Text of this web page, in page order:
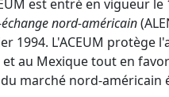
est entré en vigueur
nord-américain
1994. L'ACEUM protège
et au Mexique tout en
marché nord-américain